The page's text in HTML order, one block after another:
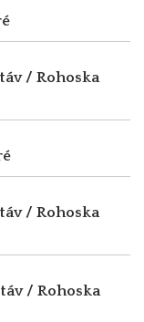
/ Rohoska
/ Rohoska
/ Rohoska